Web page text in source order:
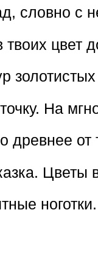
словно с
твоих цвет
золотистых
На
древнее от
Цветы
ноготки.